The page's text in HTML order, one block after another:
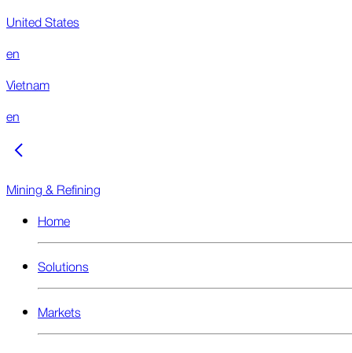
United States
en
Vietnam
en
Mining & Refining
Home
Solutions
Markets